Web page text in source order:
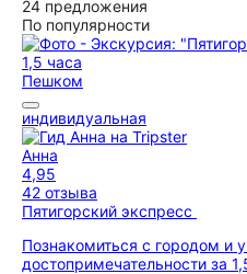
24 предложения
По популярности
1,5 часа
Пешком
индивидуальная
Анна
4,95
42 отзыва
Пятигорский экспресс
Познакомиться с городом и
достопримечательности за